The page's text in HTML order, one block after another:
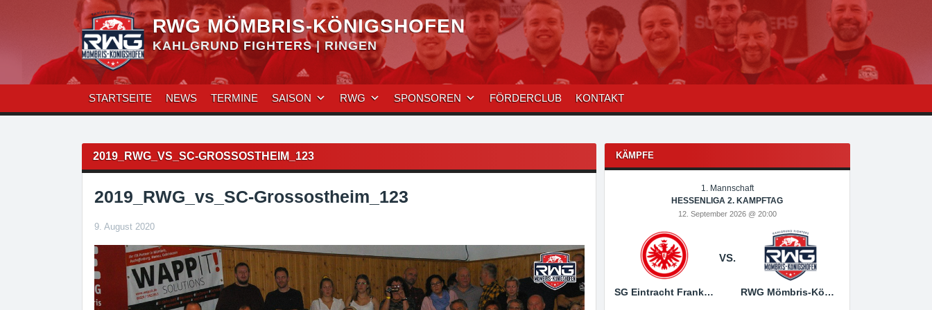
RWG MÖMBRIS-KÖNIGSHOFEN
KAHLGRUND FIGHTERS | RINGEN
STARTSEITE NEWS TERMINE SAISON RWG SPONSOREN FÖRDERCLUB KONTAKT
2019_RWG_VS_SC-GROSSOSTHEIM_123
2019_RWG_vs_SC-Grossostheim_123
9. August 2020
Beitragsnavigation KÄMPFE
1. Mannschaft
HESSENLIGA 2. KAMPFTAG
12. September 2026 @ 20:00
SG Eintracht Frankfurt
VS.
RWG Mömbris-Königshofen